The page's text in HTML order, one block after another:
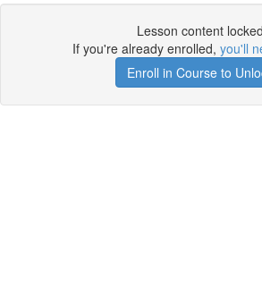
Lesson content locked
If you're already enrolled, you'll
Enroll in Course to